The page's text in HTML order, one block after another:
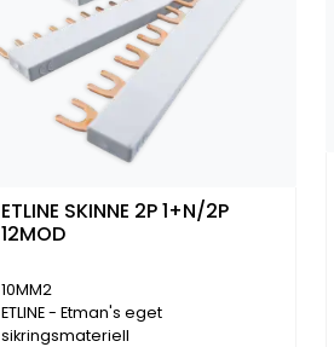
ETLINE SKINNE 2P 1+N/2P
12MOD
10MM2
ETLINE - Etman's eget
sikringsmateriell